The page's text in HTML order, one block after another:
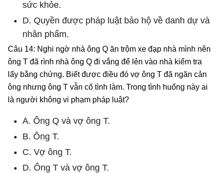
sức khỏe.
D. Quyền được pháp luật bảo hộ về danh dự và
nhân phẩm.
Câu 14: Nghi ngờ nhà ông Q ăn trộm xe đạp nhà mình nên
ông T đã rình nhà ông Q đi vắng để lẻn vào nhà kiểm tra
lấy bằng chứng. Biết được điều đó vợ ông T đã ngăn cản
ông nhưng ông T vẫn cố tình làm. Trong tình huống này ai
là người không vi phạm pháp luật?
A. Ông Q và vợ ông T.
B. Ông T.
C. Vợ ông T.
D. Ông T và vợ ông T.